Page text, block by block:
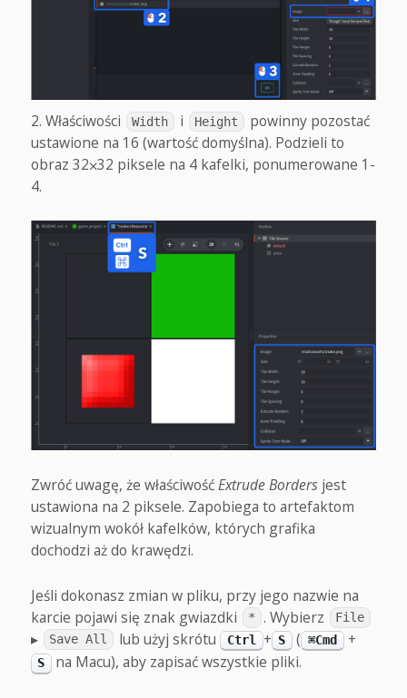
Właściwości Width i Height
powinny pozostać
ustawione na 16 (wartość domyślna). Podzieli to
obraz 32⨉32 piksele na 4 kafelki, ponumerowane 1-
4.
Zwróć uwagę, że właściwośćExtrude Bordersjest
ustawiona na 2 piksele. Zapobiega to artefaktom
wizualnym wokół kafelków, których grafika
dochodzi aż do krawędzi.
Jeśli dokonasz zmian w pliku, przy jego nazwie na
karcie pojawi się znak gwiazdki
* . Wybierz File
▸ Save All lub użyj skrótu Ctrl + S ( ⌘Cmd +
S na Macu), aby zapisać wszystkie pliki.